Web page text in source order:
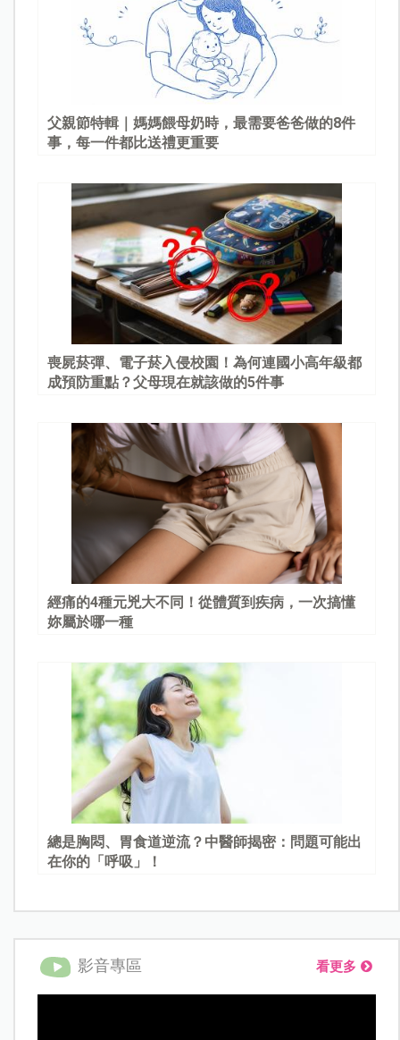
父親節特輯｜媽媽餵母奶時，最需要爸爸做的8件
事，每一件都比送禮更重要
喪屍菸彈、電子菸入侵校園！為何連國小高年級都
成預防重點？父母現在就該做的5件事
經痛的4種元兇大不同！從體質到疾病，一次搞懂
妳屬於哪一種
總是胸悶、胃食道逆流？中醫師揭密：問題可能出
在你的「呼吸」！
影音專區 看更多